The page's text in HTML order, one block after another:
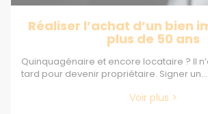
Réaliser l’achat d’un bien
plus de 50 ans
Quinquagénaire et encore locataire ? Il
tard pour devenir propriétaire. Signer un...
Voir plus >